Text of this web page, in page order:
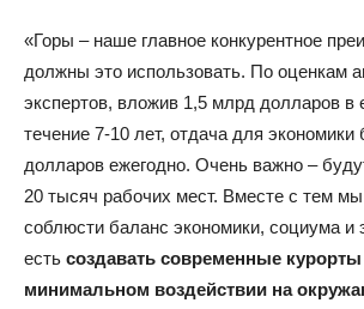
«Горы – наше главное конкурентное
должны это использовать. По оценкам
экспертов, вложив 1,5 млрд долларов в
течение 7-10 лет, отдача для экономики
долларов ежегодно. Очень важно –
20 тысяч рабочих мест. Вместе с тем
соблюсти баланс экономики, социума и
есть создавать современные
минимальном воздействии на